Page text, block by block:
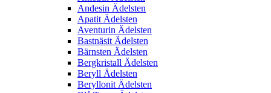
Andesin Ädelsten
Apatit Ädelsten
Aventurin Ädelsten
Bastnäsit Ädelsten
Bärnsten Ädelsten
Bergkristall Ädelsten
Beryll Ädelsten
Beryllonit Ädelsten